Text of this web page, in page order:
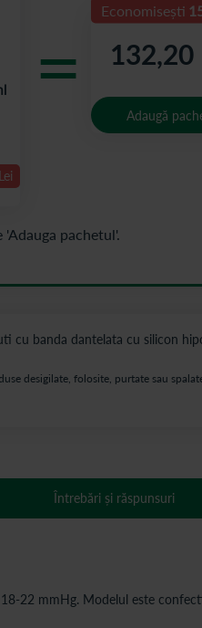
cu banda dantelata cu silicon
desigilate, folosite, purtate sau
=
Economisești
132,20
Adaugă
22 mmHg. Modelul este
Întrebări și răspunsuri